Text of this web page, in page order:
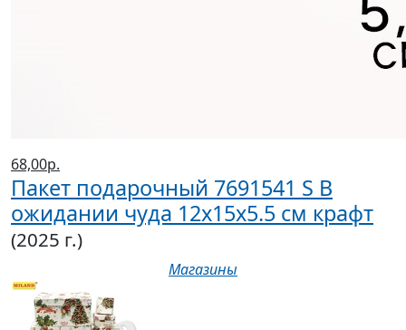
68,00р.
Пакет подарочный 7691541 S В
ожидании чуда 12х15х5.5 см крафт
(2025 г.)
Магазины